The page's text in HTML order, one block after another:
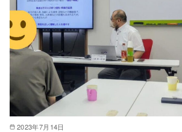
2023年7月14日